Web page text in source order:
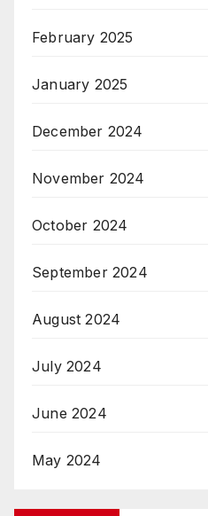
February 2025
January 2025
December 2024
November 2024
October 2024
September 2024
August 2024
July 2024
June 2024
May 2024